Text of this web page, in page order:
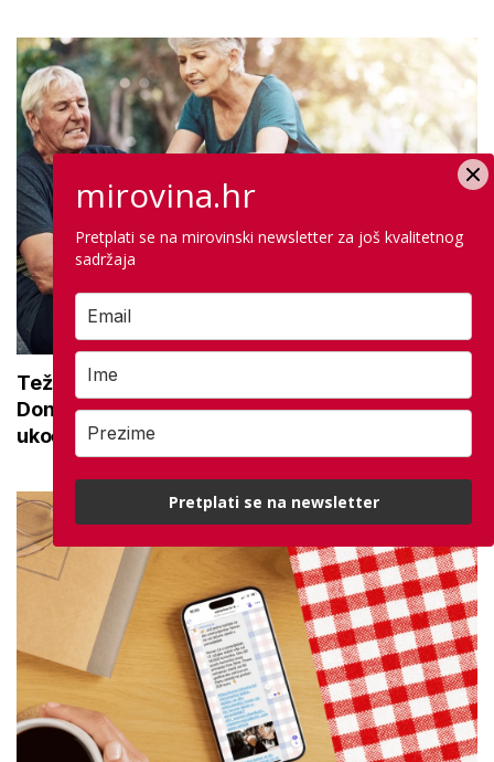
Teže se krećete zbog bolnih zglobova?
Donosimo savjete za lakši pokret i ublažavanje
ukočenosti
mirovina.hr
Pretplati se na mirovinski newsletter za još kvalitetnog
sadržaja
Pretplati se na newsletter